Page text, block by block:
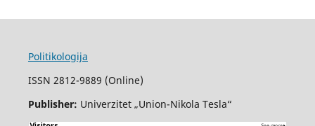
Politikologija
ISSN 2812-9889 (Online)
Publisher: Univerzitet „Union-Nikola Tesla“